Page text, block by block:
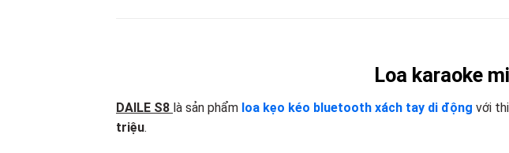
Loa karaoke
DAILE S8 là sản phẩm loa kẹo kéo bluetooth xách tay di động với
triệu.